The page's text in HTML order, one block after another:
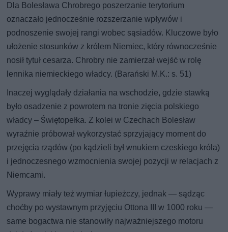
Dla Bolesława Chrobrego poszerzanie terytorium
oznaczało jednocześnie rozszerzanie wpływów i
podnoszenie swojej rangi wobec sąsiadów. Kluczowe było
ułożenie stosunków z królem Niemiec, który równocześnie
nosił tytuł cesarza. Chrobry nie zamierzał wejść w rolę
lennika niemieckiego władcy. (Barański M.K.: s. 51)
Inaczej wyglądały działania na wschodzie, gdzie stawką
było osadzenie z powrotem na tronie zięcia polskiego
władcy – Świętopełka. Z kolei w Czechach Bolesław
wyraźnie próbował wykorzystać sprzyjający moment do
przejęcia rządów (po kądzieli był wnukiem czeskiego króla)
i jednoczesnego wzmocnienia swojej pozycji w relacjach z
Niemcami.
Wyprawy miały też wymiar łupieżczy, jednak — sądząc
choćby po wystawnym przyjęciu Ottona III w 1000 roku —
same bogactwa nie stanowiły najważniejszego motoru